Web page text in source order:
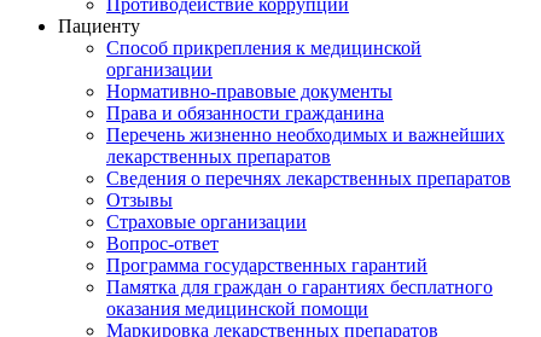
Пациенту
Способ прикрепления к медицинской
организации
Нормативно-правовые документы
Права и обязанности гражданина
Перечень жизненно необходимых и важнейших
лекарственных препаратов
Сведения о перечнях лекарственных препаратов
Отзывы
Страховые организации
Вопрос-ответ
Программа государственных гарантий
Памятка для граждан о гарантиях бесплатного
оказания медицинской помощи
Маркировка лекарственных препаратов